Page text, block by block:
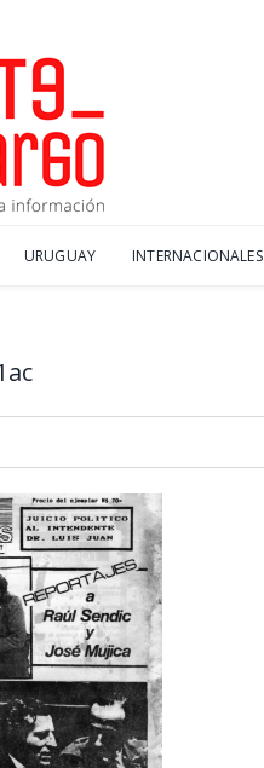
URUGUAY INTERNACIONALES